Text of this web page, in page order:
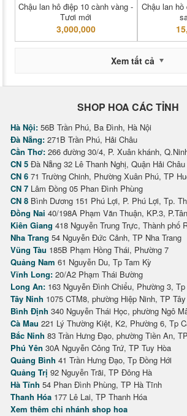
Chậu lan hô điệp 10 cành vàng -
Tươi mới
3,000,000
Chậu lan
Xem tất cả
SHOP HOA CÁC TỈNH
Hà Nội: 56B Trần Phú, Ba Đình, Hà Nội
Đà Nẵng: 271B Trần Phú, Hải Châu
Cần Thơ: 266 đường 30/4, P. Xuân khánh,
CN 5 Đà Nẵng 32 Lê Thanh Nghị, Quận Hải Châu
CN 6 71 Trường Chinh, Phường Xuân Phú, TP
CN 7 Lâm Đồng 05 Phan Đình Phùng
CN 8 Bình Dương 151 Phú Lợi, P. Phú Lợi, Tp.
Đồng Nai 40/198A Phạm Văn Thuận, KP.3,
Kiên Giang 418 Nguyễn Trung Trực, Thành phố
Nha Trang 54 Nguyễn Đức Cảnh, TP Nha Trang
Vũng Tàu 185B Phạm Hồng Thái, Phường 7
Quảng Nam 61 Nguyễn Du, Tp Tam Kỳ
Vĩnh Long: 20/A2 Phạm Thái Bường
Long An: 163 Nguyễn Đình Chiểu, Phường 3,
Tây Ninh 1075 CTM8, phường Hiệp Ninh, TP
Bình Định 340 Nguyễn Thái Học, phường Ngô
Cà Mau 221 Lý Thường Kiệt, K2, Phường 6, Tp
Bắc Ninh 83 Trần Hưng Đạo, phường Tiền An,
Phú Yên 30A Nguyễn Công Trứ, TP Tuy Hòa
Quảng Bình 41 Trần Hưng Đạo, Tp Đồng Hới
Quảng Trị 92 Nguyễn Trãi, TP Đông Hà
Hà Tĩnh 54 Phan Đình Phùng, TP Hà Tĩnh
Thanh Hóa 177 Lê Lai, TP Thanh Hóa
Xem thêm chi nhánh shop hoa